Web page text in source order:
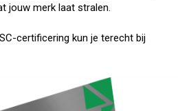
jouw merk laat stralen.
certificering kun je terecht bij